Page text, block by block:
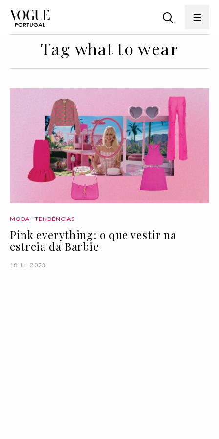
Tag what to wear
MODA TENDÊNCIAS
Pink everything: o que vestir na
estreia da Barbie
18 Jul 2023